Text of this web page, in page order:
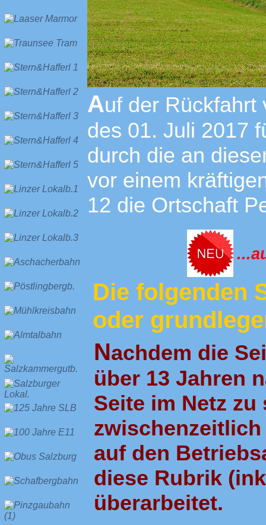
Auf der Rückfahrt
des 01. Juli 2017
durch die an
vor einem
12 die Ortschaft
Die folgenden
oder
Nachdem die
über 13 Jahren
Seite im Netz
auf den
diese Rubrik
überarbeitet.